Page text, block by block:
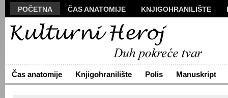
POČETNA ČAS ANATOMIJE KNJIGOHRANILIŠTE
MANUSKRIPT
VIZUALI
ARHIVA
O NAMA ŽIVA REČ KONTAKT
Čas anatomije Knjigohranilište Polis Manuskript